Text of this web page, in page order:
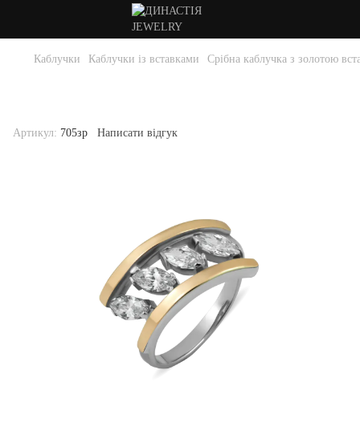
Каблучки Каблучки із вставками Срібна каблучка з золотою
Артикул: 705зр Написати відгук